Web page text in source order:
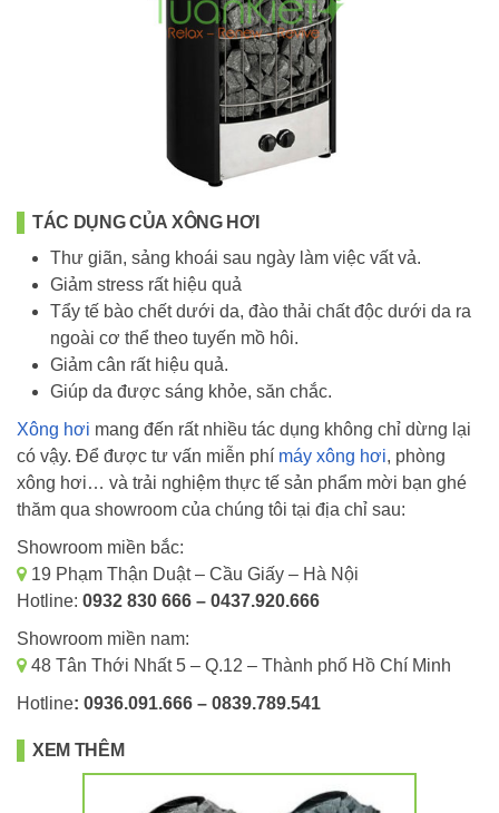
TÁC DỤNG CỦA XÔNG HƠI
Thư giãn, sảng khoái sau ngày làm việc vất vả.
Giảm stress rất hiệu quả
Tẩy tế bào chết dưới da, đào thải chất độc dưới da ra
ngoài cơ thể theo tuyến mồ hôi.
Giảm cân rất hiệu quả.
Giúp da được sáng khỏe, săn chắc.
Xông hơi mang đến rất nhiều tác dụng không chỉ dừng lại
có vậy. Để được tư vấn miễn phí máy xông hơi, phòng
xông hơi… và trải nghiệm thực tế sản phẩm mời bạn ghé
thăm qua showroom của chúng tôi tại địa chỉ sau:
Showroom miền bắc:
19 Phạm Thận Duật – Cầu Giấy – Hà Nội
Hotline: 0932 830 666 – 0437.920.666
Showroom miền nam:
48 Tân Thới Nhất 5 – Q.12 – Thành phố Hồ Chí Minh
Hotline: 0936.091.666 – 0839.789.541
XEM THÊM